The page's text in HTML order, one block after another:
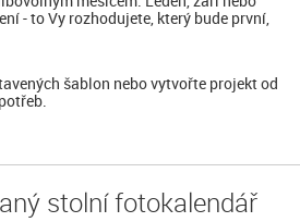
- to Vy rozhodujete, který bude první,
šablon nebo vytvořte projekt od
stolní fotokalendář